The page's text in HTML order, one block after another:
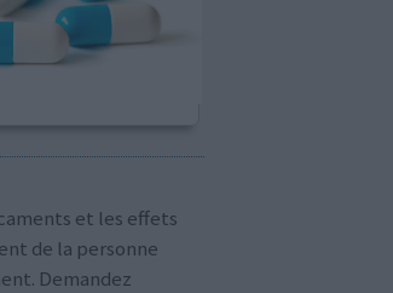
et les effets
de la personne
Demandez